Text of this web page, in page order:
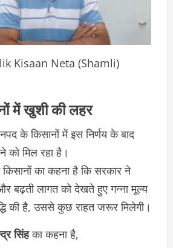
Kisaan Neta (Shamli)
में खुशी की लहर
के किसानों में इस निर्णय के बाद
को मिल रहा है।
का कहना है कि सरकार ने
बढ़ती लागत को देखते हुए गन्ना मूल्य
की है, उससे कुछ राहत जरूर मिलेगी।
सिंहका कहना है,